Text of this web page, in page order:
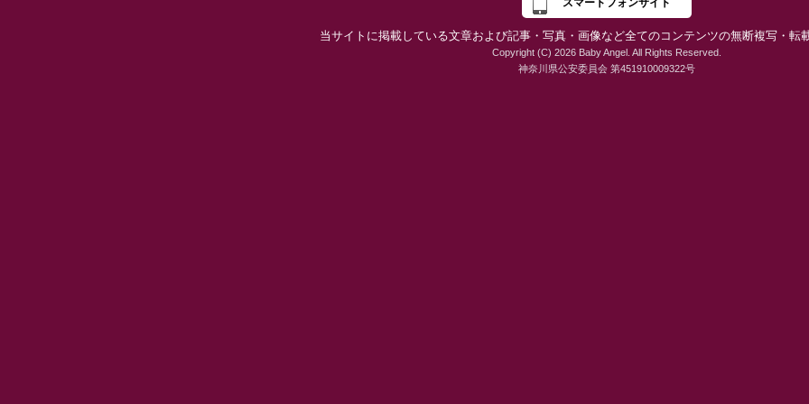
スマートフォンサイト
当サイトに掲載している文章および記事・写真・画像など全てのコンテンツの無断複写・転
Copyright (C) 2026 Baby Angel. All Rights Reserved.
神奈川県公安委員会 第451910009322号